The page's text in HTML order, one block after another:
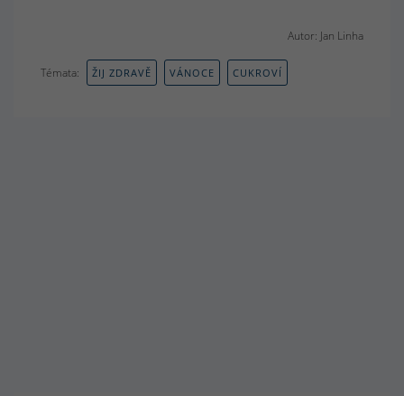
Autor: Jan Linha
Témata: ŽIJ ZDRAVĚ VÁNOCE CUKROVÍ